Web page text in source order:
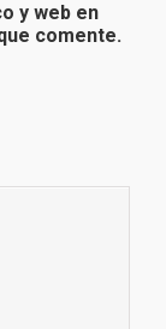
y web en
comente.